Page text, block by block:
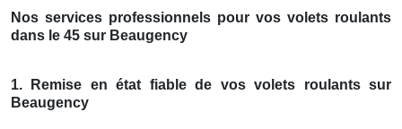
Nos services professionnels pour vos volets roulants
dans le 45 sur Beaugency
1. Remise en état fiable de vos volets roulants sur
Beaugency